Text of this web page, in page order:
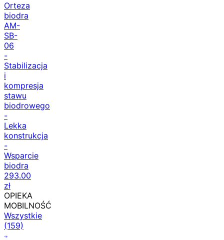
Orteza
biodra
AM-
SB-
06
-
Stabilizacja
i
kompresja
stawu
biodrowego
-
Lekka
konstrukcja
-
Wsparcie
biodra
293.00
zł
OPIEKA
MOBILNOŚĆ
Wszystkie
(159)